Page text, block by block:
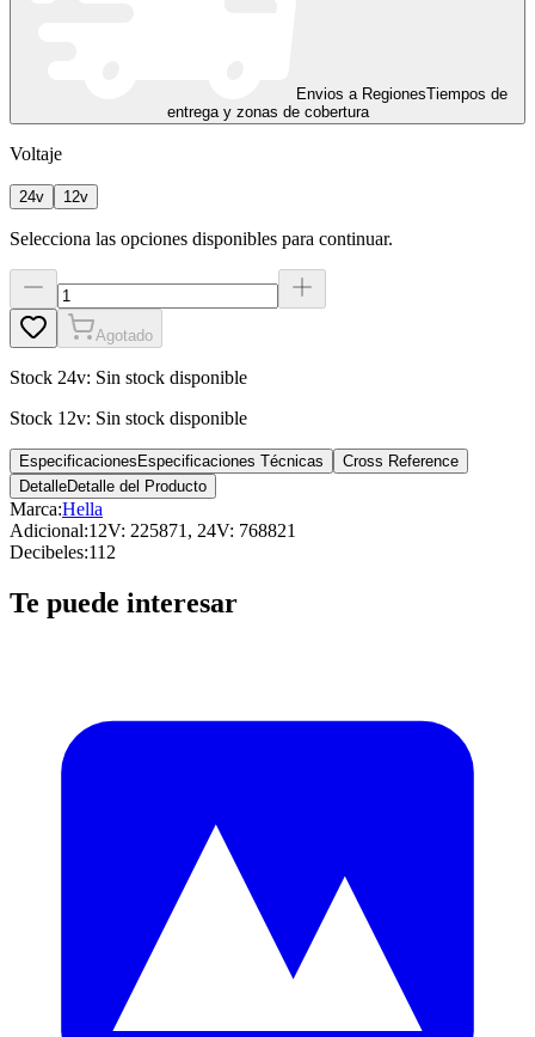
Envios a RegionesTiempos de
entrega y zonas de cobertura
Voltaje
24v 12v
Selecciona las opciones disponibles para continuar.
Agotado
Stock 24v: Sin stock disponible
Stock 12v: Sin stock disponible
Especificaciones Especificaciones Técnicas
Cross Reference
DetalleDetalle del Producto
Marca:Hella
Adicional:12V: 225871, 24V: 768821
Decibeles:112
Te puede interesar